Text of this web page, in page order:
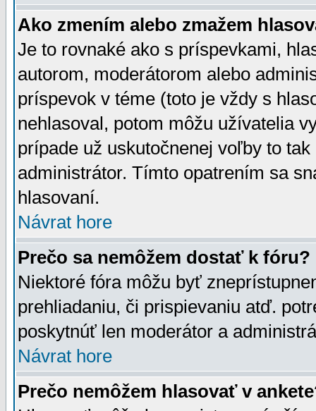
Ako zmením alebo zmažem
Je to rovnaké ako s príspevkami,
autorom, moderátorom alebo
príspevok v téme (toto je vždy s
nehlasoval, potom môžu užívatelia
prípade už uskutočnenej voľby to
administrátor. Tímto opatrením sa
hlasovaní.
Návrat hore
Prečo sa nemôžem dostať k fóru?
Niektoré fóra môžu byť
prehliadaniu, či prispievaniu atď.
poskytnúť len moderátor a
Návrat hore
Prečo nemôžem hlasovať v